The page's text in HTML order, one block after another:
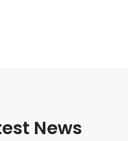
News